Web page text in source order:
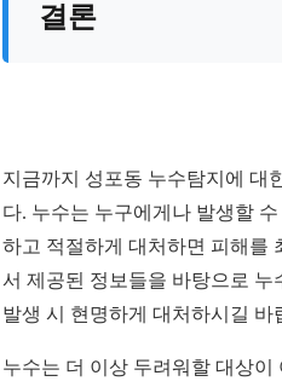
결론
지금까지 성포동 누수탐지에 대
다. 누수는 누구에게나 발생할
하고 적절하게 대처하면 피해를
서 제공된 정보들을 바탕으로 누
발생 시 현명하게 대처하시길 바
누수는 더 이상 두려워할 대상